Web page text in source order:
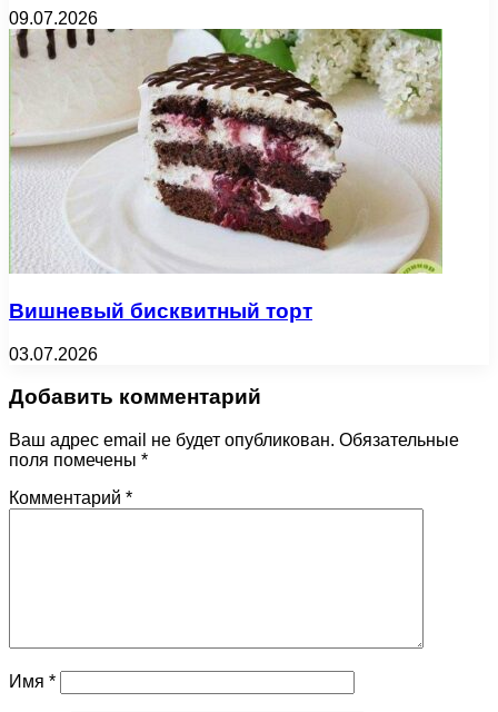
09.07.2026
Вишневый бисквитный торт
03.07.2026
Добавить комментарий
Ваш адрес email не будет опубликован. Обязательные
поля помечены *
Комментарий *
Имя *